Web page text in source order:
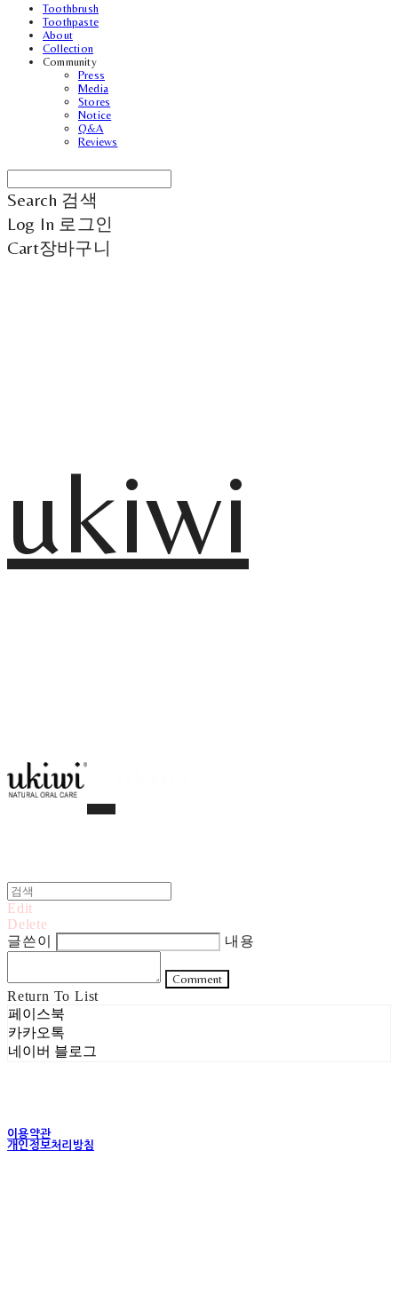
Toothbrush
Toothpaste
About
Collection
Community
Press
Media
Stores
Notice
Q&A
Reviews
Search 검색
Log In 로그인
Cart장바구니
ukiwi
Edit
Delete
글쓴이
내용
Comment
Return To List
페이스북
카카오톡
네이버 블로그
이용약관
개인정보처리방침